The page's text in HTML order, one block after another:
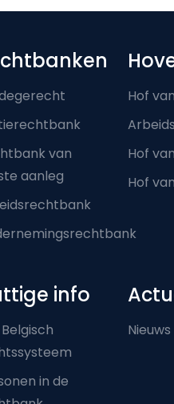
van
aanleg
Hof
Hof
Hof
info
in de
Nieuws